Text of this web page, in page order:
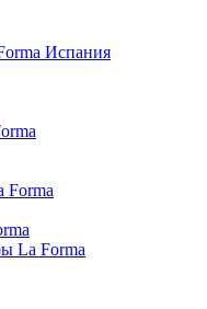
Испания
Forma
La Forma